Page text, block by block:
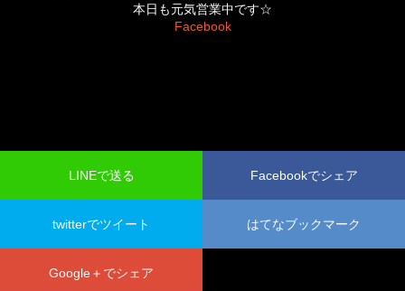
本日も元気営業中です☆
Facebook
LINEで送る Facebookでシェア
twitterでツイート はてなブックマーク
Google＋でシェア